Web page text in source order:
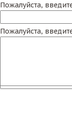
Пожалуйста,
Пожалуйста,